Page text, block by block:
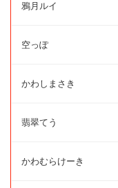
鴉月ルイ
空っぽ
かわしまさき
翡翠てう
かわむらけーき